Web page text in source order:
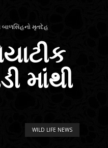
બાળસિંહનો મૃતદેહ
માંથી
WILD LIFE NEWS